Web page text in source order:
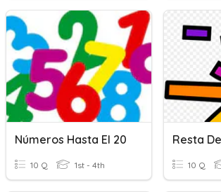
Números Hasta El 20
10 Q 1st - 4th 10 Q